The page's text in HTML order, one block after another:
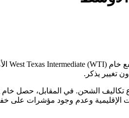
الإقليمية وعدم وجود مؤشرات على